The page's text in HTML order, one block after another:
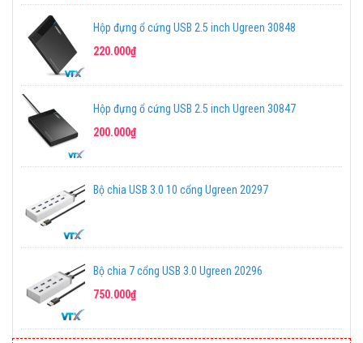
Hộp đựng ổ cứng USB 2.5 inch Ugreen 30848
220.000₫
Hộp đựng ổ cứng USB 2.5 inch Ugreen 30847
200.000₫
Bộ chia USB 3.0 10 cổng Ugreen 20297
Bộ chia 7 cổng USB 3.0 Ugreen 20296
750.000₫